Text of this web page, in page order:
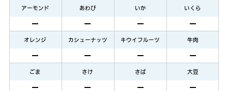
アーモンド あわび いか いくら
オレンジ カシューナッツ キウイフルーツ 牛肉
ごま さけ さば 大豆